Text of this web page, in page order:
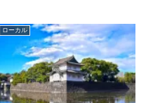
ローカル